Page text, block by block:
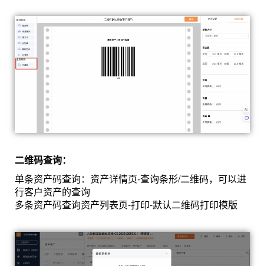
二维码查询：
单条资产码查询：资产详情页-查询条形/二维码，可以进
行客户资产的查询
多条资产码查询资产列表页-打印-默认二维码打印模版